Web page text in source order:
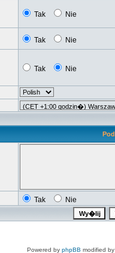
Tak Nie
Tak
Nie
Tak Nie
Tak Nie
Powered by phpBB modified by